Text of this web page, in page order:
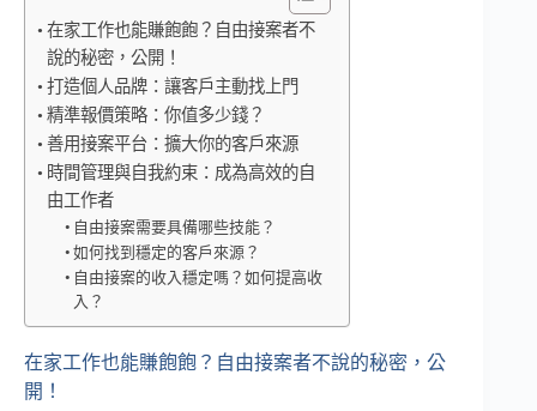
在家工作也能賺飽飽？自由接案者不
說的秘密，公開！
打造個人品牌：讓客戶主動找上門
精準報價策略：你值多少錢？
善用接案平台：擴大你的客戶來源
時間管理與自我約束：成為高效的自
由工作者
自由接案需要具備哪些技能？
如何找到穩定的客戶來源？
自由接案的收入穩定嗎？如何提高收
入？
在家工作也能賺飽飽？自由接案者不說的秘密，公
開！